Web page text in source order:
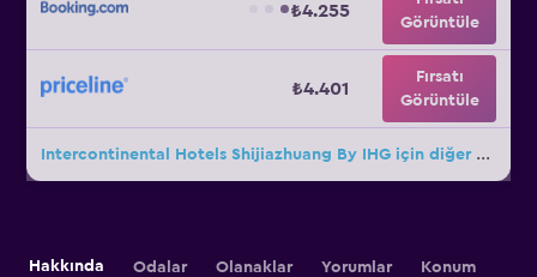
₺4.255
Görüntüle
₺4.401
Fırsatı
Görüntüle
Intercontinental Hotels Shijiazhuang By IHG için diğer 5fırsat
Hakkında Odalar Olanaklar Yorumlar Konum